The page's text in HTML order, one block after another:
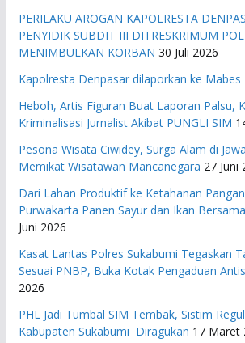
PERILAKU AROGAN KAPOLRESTA
PENYIDIK SUBDIT III DITRESKRIMUM
MENIMBULKAN KORBAN 30 Juli 2026
Kapolresta Denpasar dilaporkan ke Mabes
Heboh, Artis Figuran Buat Laporan Palsu,
Kriminalisasi Jurnalist Akibat PUNGLI SIM
Pesona Wisata Ciwidey, Surga Alam di
Memikat Wisatawan Mancanegara 27 Juni
Dari Lahan Produktif ke Ketahanan
Purwakarta Panen Sayur dan Ikan
Juni 2026
Kasat Lantas Polres Sukabumi Tegaskan
Sesuai PNBP, Buka Kotak Pengaduan
2026
PHL Jadi Tumbal SIM Tembak, Sistim
Kabupaten Sukabumi Diragukan 17 Maret